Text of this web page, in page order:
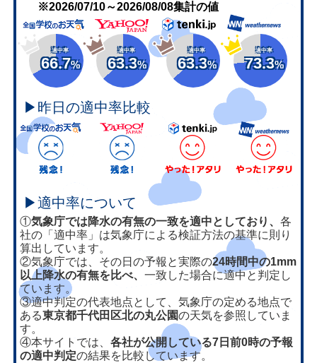
※2026/07/10～2026/08/08集計の値
適中率
66.7%
適中率
63.3%
適中率
63.3%
適中率
73.3%
▶昨日の適中率比較
▶適中率について
①気象庁では降水の有無の一致を適中としており、各
社の「適中率」は気象庁による検証方法の基準に則り
算出しています。
②気象庁では、その日の予報と実際の24時間中の1mm
以上降水の有無を比べ、一致した場合に適中と判定し
ています。
③適中判定の代表地点として、気象庁の定める地点で
ある東京都千代田区北の丸公園の天気を参照していま
す。
④本サイトでは、各社が公開している7日前0時の予報
の適中判定の結果を比較しています。